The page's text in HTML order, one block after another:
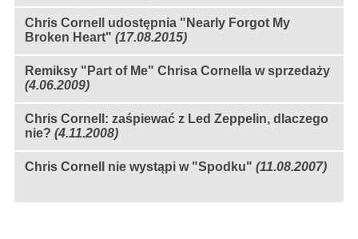
Chris Cornell udostępnia "Nearly Forgot My
Broken Heart" (17.08.2015)
Remiksy "Part of Me" Chrisa Cornella w sprzedaży
(4.06.2009)
Chris Cornell: zaśpiewać z Led Zeppelin, dlaczego
nie? (4.11.2008)
Chris Cornell nie wystąpi w "Spodku" (11.08.2007)